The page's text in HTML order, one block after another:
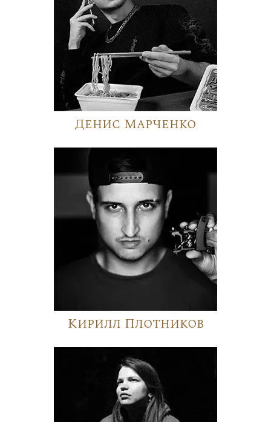
Денис Марченко
Кирилл Плотников